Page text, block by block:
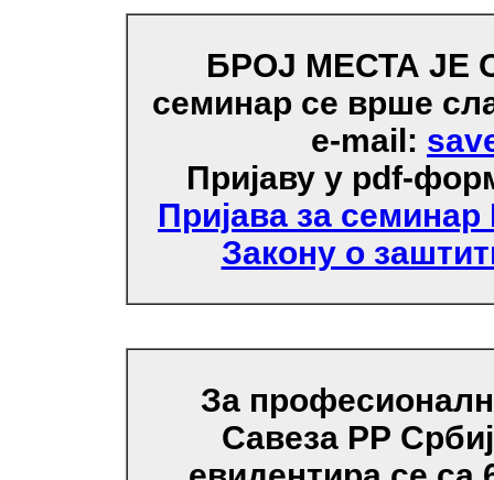
БРОЈ МЕСТА ЈЕ
семинар се врше
е-mail:
Пријаву у pdf-
Пријава за
Закону о
За
Савеза РР